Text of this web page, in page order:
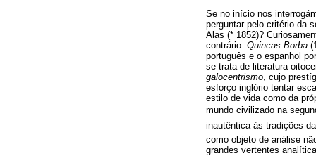
Se no início nos
perguntar pelo critério da
Alas (* 1852)?
contrário: Quincas Borba
português e o espanhol
se trata de literatura
galocentrismo , cujo
esforço inglório tentar
estilo de vida como da
mundo civilizado na
inautêntica às tradições
como objeto de análise
grandes vertentes